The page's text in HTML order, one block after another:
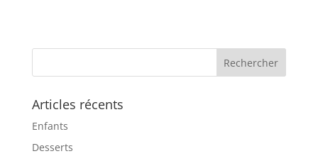
Articles récents
Enfants
Desserts